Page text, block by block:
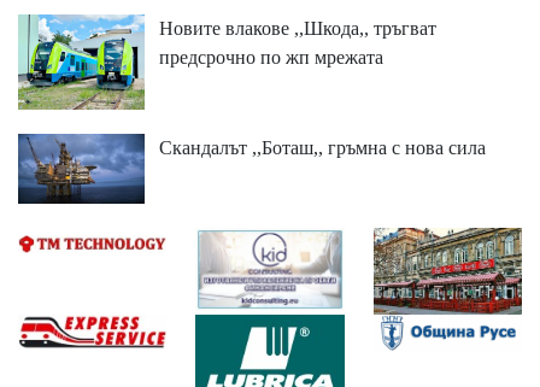
Новите влакове ,,Шкода,, тръгват
предсрочно по жп мрежата
Скандалът ,,Боташ,, гръмна с нова сила